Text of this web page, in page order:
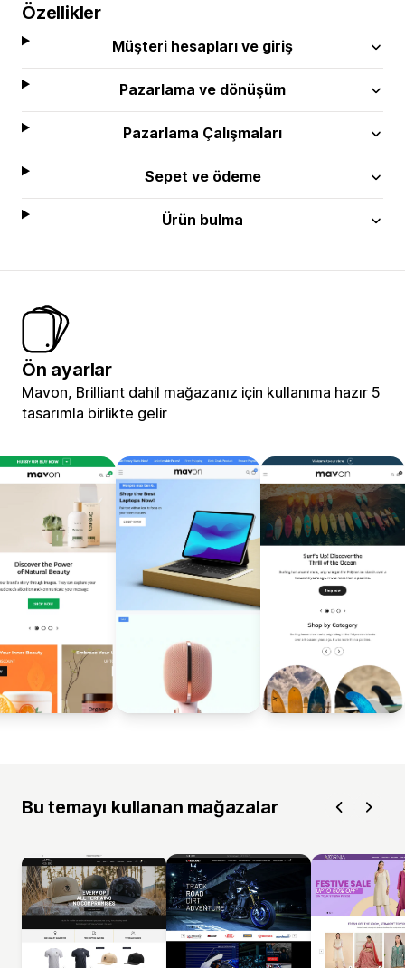
Özellikler
Müşteri hesapları ve giriş
Pazarlama ve dönüşüm
Pazarlama Çalışmaları
Sepet ve ödeme
Ürün bulma
Ön ayarlar
Mavon, Brilliant dahil mağazanız için kullanıma hazır 5
tasarımla birlikte gelir
Bu temayı kullanan mağazalar